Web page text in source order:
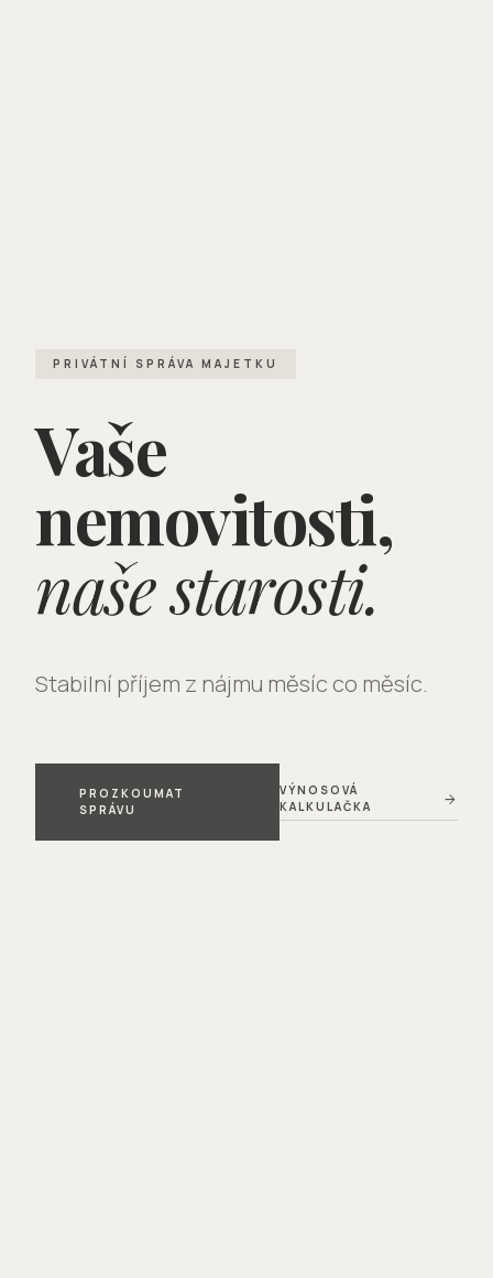
PRIVÁTNÍ SPRÁVA MAJETKU
Vaše
nemovitosti,
naše starosti.
Stabilní příjem z nájmu měsíc co měsíc.
PROZKOUMAT
SPRÁVU
VÝNOSOVÁ
KALKULAČKA
arrow_forward